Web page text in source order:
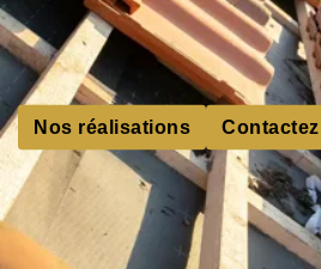
Nos réalisations